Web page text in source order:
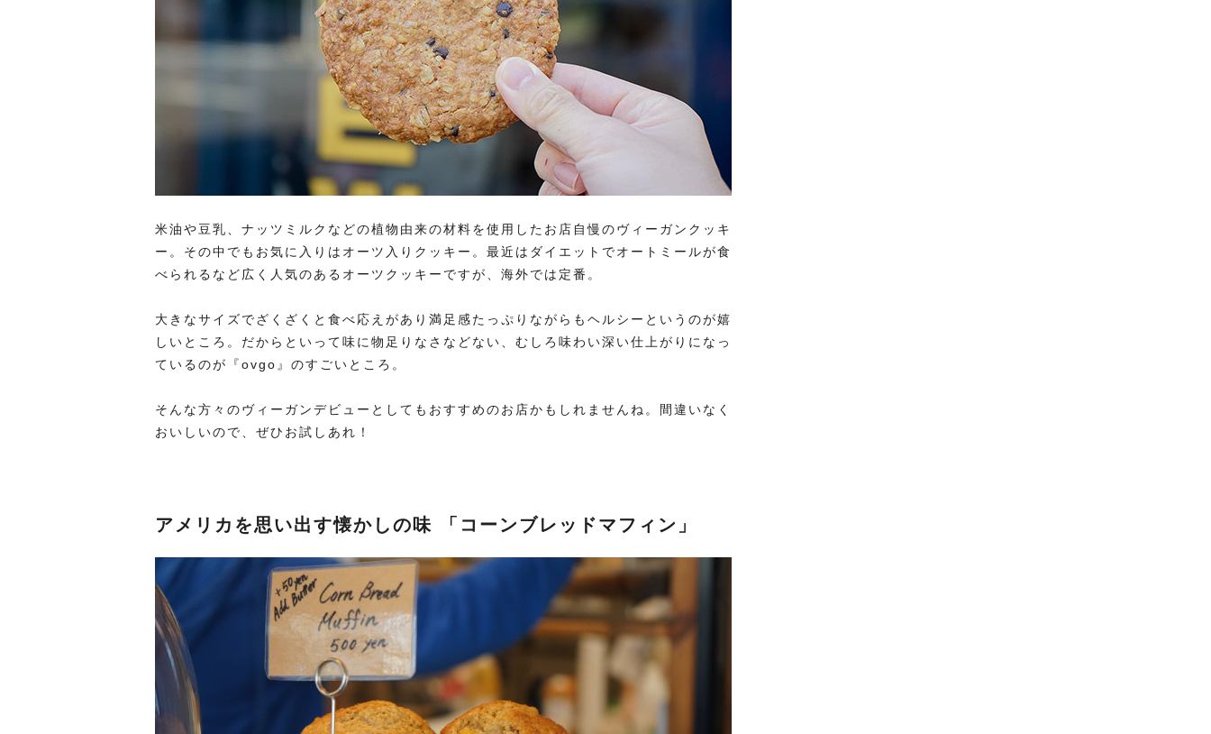
米油や豆乳、ナッツミルクなどの植物由来の材料を使用したお店自慢のヴィーガンクッキ
ー。その中でもお気に入りはオーツ入りクッキー。最近はダイエットでオートミールが食
べられるなど広く人気のあるオーツクッキーですが、海外では定番。
大きなサイズでざくざくと食べ応えがあり満足感たっぷりながらもヘルシーというのが嬉
しいところ。だからといって味に物足りなさなどない、むしろ味わい深い仕上がりになっ
ているのが『ovgo』のすごいところ。
そんな方々のヴィーガンデビューとしてもおすすめのお店かもしれませんね。間違いなく
おいしいので、ぜひお試しあれ！
アメリカを思い出す懐かしの味 「コーンブレッドマフィン」